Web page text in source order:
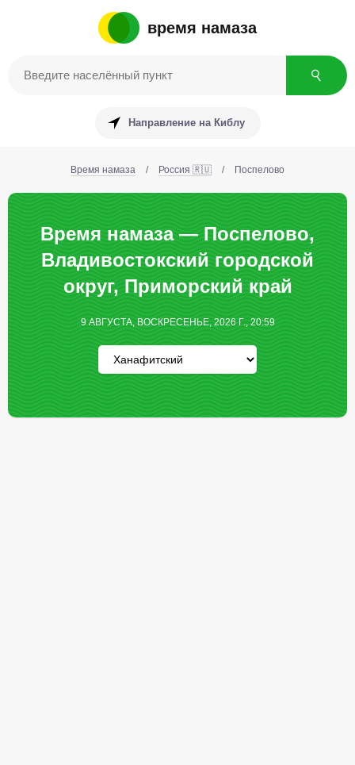
время намаза
Направление на Киблу
Время намаза / Россия 🇷🇺 / Поспелово
Время намаза — Поспелово,
Владивостокский городской
округ, Приморский край
9 АВГУСТА, ВОСКРЕСЕНЬЕ, 2026 Г., 20:59